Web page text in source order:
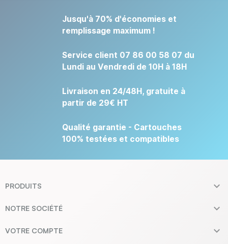
Jusqu'à 70% d'économies et
remplissage maximum !
Service client 07 86 00 58 07 du
Lundi au Vendredi de 10H à 18H
Livraison en 24/48H, gratuite à
partir de 29€ HT
Qualité garantie - Cartouches
100% testées et compatibles
PRODUITS 
NOTRE SOCIÉTÉ 
VOTRE COMPTE 